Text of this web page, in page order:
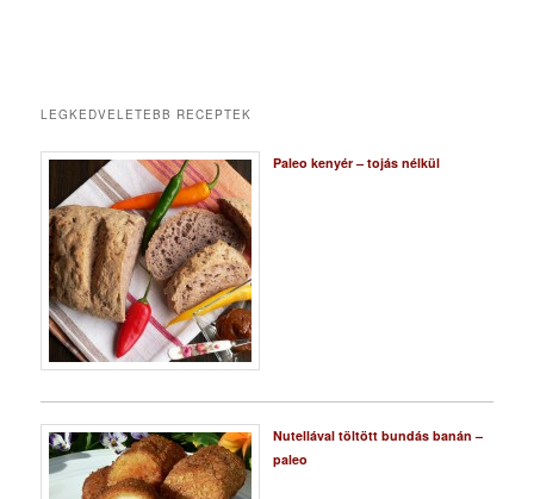
LEGKEDVELETEBB RECEPTEK
Paleo kenyér – tojás nélkül
Nutellával töltött bundás banán –
paleo